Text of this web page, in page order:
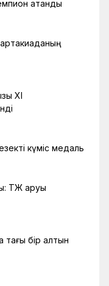
атанды
XI
күміс медаль
ҚТЖ аруы
бір алтын